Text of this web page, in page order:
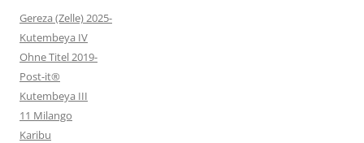
Gereza (Zelle) 2025-
Kutembeya IV
Ohne Titel 2019-
Post-it®
Kutembeya III
11 Milango
Karibu